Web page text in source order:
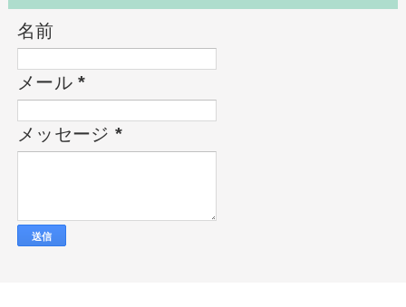
名前
メール*
メッセージ *